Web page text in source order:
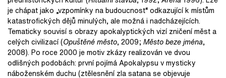
je chápat jako „vzpomínky na budoucnost“ odkazující k místům
katastrofických dějů minulých, ale možná i nadcházejících.
Tematicky souvisí s obrazy apokalyptických vizí zničení měst a
celých civilizací (Opuštěné město, 2009; Město beze jména,
2008). Po roce 2000 je motiv zkázy realizován ve dvou
odlišných podobách: první pojímá Apokalypsu v mysticky
náboženském duchu (ztělesnění zla satana se objevuje